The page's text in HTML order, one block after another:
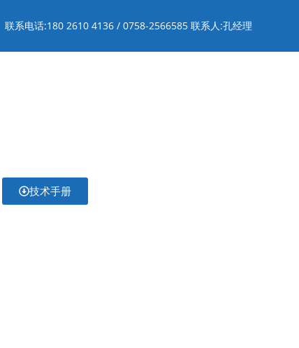
联系电话:180 2610 4136 / 0758-2566585 联系人:孔经理
技术手册